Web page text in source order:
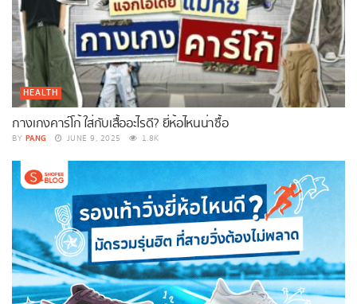
HEALTH
กางเกงคาร์โก้ ใส่กับเสื้ออะไรดี? ยี่ห้อไหนน่าซื้อ
BY PANG JUNE 9, 2025 1.8K